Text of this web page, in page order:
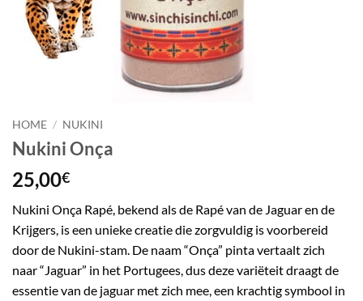
HOME / NUKINI
Nukini Onça
25,00€
Nukini Onça Rapé, bekend als de Rapé van de Jaguar en de
Krijgers, is een unieke creatie die zorgvuldig is voorbereid
door de Nukini-stam. De naam “Onça” pinta vertaalt zich
naar “Jaguar” in het Portugees, dus deze variëteit draagt ​​de
essentie van de jaguar met zich mee, een krachtig symbool in